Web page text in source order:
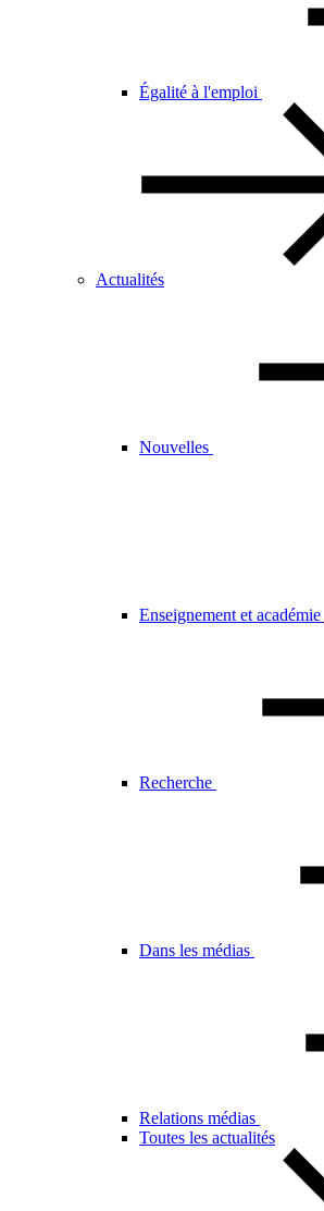
Égalité à l'emploi
Actualités
Nouvelles
Enseignement et académie
Recherche
Dans les médias
Relations médias
Toutes les actualités